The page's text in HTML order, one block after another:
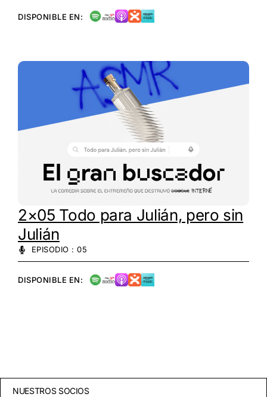
DISPONIBLE EN:
2×05 Todo para Julián, pero sin
Julián
EPISODIO : 05
DISPONIBLE EN:
NUESTROS SOCIOS